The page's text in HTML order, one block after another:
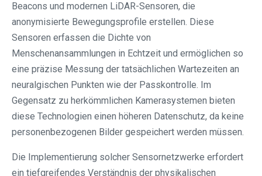
Beacons und modernen LiDAR-Sensoren, die
anonymisierte Bewegungsprofile erstellen. Diese
Sensoren erfassen die Dichte von
Menschenansammlungen in Echtzeit und ermöglichen so
eine präzise Messung der tatsächlichen Wartezeiten an
neuralgischen Punkten wie der Passkontrolle. Im
Gegensatz zu herkömmlichen Kamerasystemen bieten
diese Technologien einen höheren Datenschutz, da keine
personenbezogenen Bilder gespeichert werden müssen.
Die Implementierung solcher Sensornetzwerke erfordert
ein tiefgreifendes Verständnis der physikalischen